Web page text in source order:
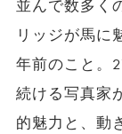
並んで数多く
リッジが馬に
年前のこと。
続ける写真家
的魅力と、動